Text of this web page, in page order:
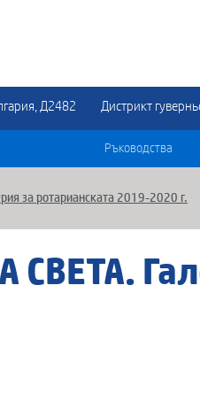
Д2482 Дистрикт
Ръководства
за ротарианската 2019-2020 г.
СВЕТА.